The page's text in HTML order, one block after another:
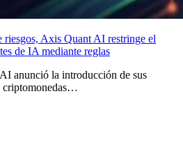
Axis Quant AI restringe el
de IA mediante reglas
anunció la introducción de sus
criptomonedas…